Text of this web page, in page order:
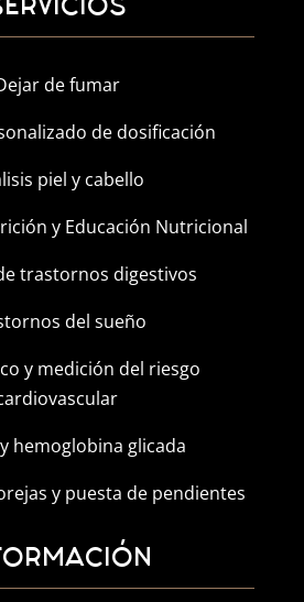
de fumar
de dosificación
piel y cabello
y Educación Nutricional
trastornos digestivos
del sueño
y medición del riesgo
hemoglobina glicada
y puesta de pendientes